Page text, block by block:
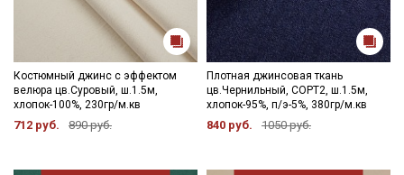
Костюмный джинс с эффектом
велюра цв.Суровый, ш.1.5м,
хлопок-100%, 230гр/м.кв
712 руб. 890 руб.
Плотная джинсовая ткань
цв.Чернильный, СОРТ2, ш.1.5м,
хлопок-95%, п/э-5%, 380гр/м.кв
840 руб. 1050 руб.